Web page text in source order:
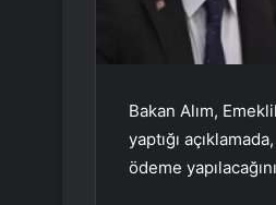
Bakan Alım,
yaptığı
ödeme